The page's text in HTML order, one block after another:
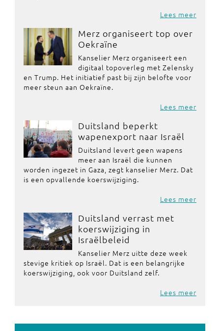
Lees meer
Merz organiseert top over
Oekraïne
Kanselier Merz organiseert een
digitaal topoverleg met Zelensky
en Trump. Het initiatief past bij zijn belofte voor
meer steun aan Oekraïne.
Lees meer
Duitsland beperkt
wapenexport naar Israël
Duitsland levert geen wapens
meer aan Israël die kunnen
worden ingezet in Gaza, zegt kanselier Merz. Dat
is een opvallende koerswijziging.
Lees meer
Duitsland verrast met
koerswijziging in
Israëlbeleid
Kanselier Merz uitte deze week
stevige kritiek op Israël. Dat is een belangrijke
koerswijziging, ook voor Duitsland zelf.
Lees meer